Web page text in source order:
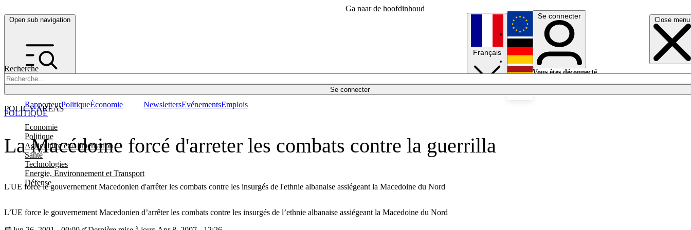
Ga naar de hoofdinhoud
Open sub navigation Close menu
Recherche
Se connecter
POLICY AREAS
Economie
Politique
Agriculture et Alimentation
Santé
Technologies
Energie, Environnement et Transport
Défense
RapporteurPolitiqueÉconomie NewslettersEvénementsEmplois
Français
English
Deutsch
Se connecter
Vous êtes déconnecté.
La Macédoine forcé d'arreter les combats contre la guerrilla
L'UE force le gouvernement Macedonien d'arrêter les combats contre les insurgés de l'ethnie albanaise assiégeant la Macedoine du Nord
POLITIQUE
L’UE force le gouvernement Macedonien d’arrêter les combats contre les insurgés de l’ethnie albanaise assiégeant la Macedoine du Nord